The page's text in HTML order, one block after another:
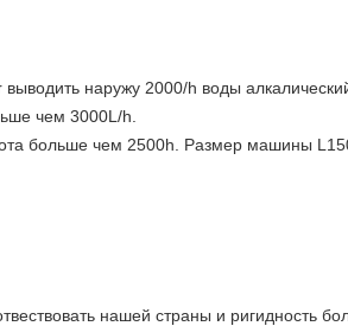
наружу 2000/h воды
чем 3000L/h.
больше чем 2500h. Размер машины
нашей страны и ригидность